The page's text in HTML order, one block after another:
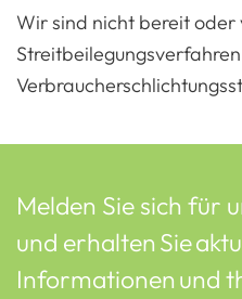
Wir sind nicht bereit
Melden Sie sich für
und erhalten Sie
Informationen und